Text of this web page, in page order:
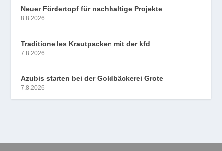
Neuer Fördertopf für nachhaltige Projekte
8.8.2026
Traditionelles Krautpacken mit der kfd
7.8.2026
Azubis starten bei der Goldbäckerei Grote
7.8.2026